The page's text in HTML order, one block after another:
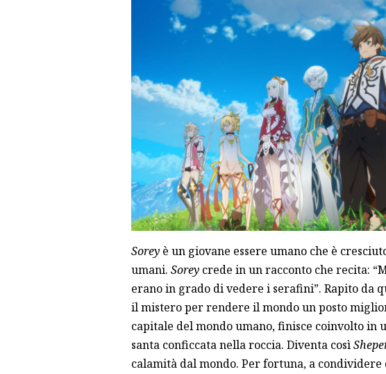
Soreyè un giovane essere umano che è
umani. Soreycrede in un racconto che recita:
erano in grado di vedere i serafini”. Rapito da
il mistero per rendere il mondo un posto
capitale del mondo umano, finisce coinvolto in
santa conficcata nella roccia. Diventa così
calamità dal mondo. Per fortuna, a condividere